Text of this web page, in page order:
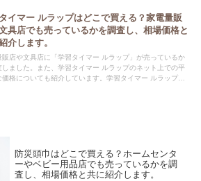
イマー ルラップはどこで買える？家電量販
具店でも売っているかを調査し、相場価格と
介します。
販店や文具店に「学習タイマー ルラップ」が売っているか
しました。また、学習タイマー ルラップのネット上での平
価格についても紹介しています。学習タイマー ルラップを
防災頭巾はどこで買える？ホームセンタ
ーやベビー用品店でも売っているかを調
査し、相場価格と共に紹介します。